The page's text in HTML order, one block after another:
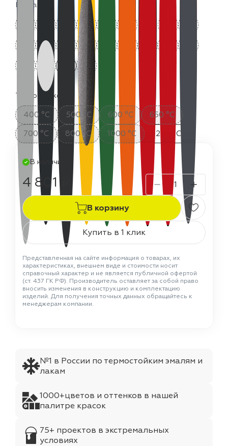
Цвета:
Термостойкость:
400 °C 500 °C 600 °C
650 °C
700 °C
800 °C 1000 °C 1200 °C
В наличии
4 801 ₽
В корзину
Купить в 1 клик
Представленная на сайте информация о товарах, их
характеристиках, внешнем виде и стоимости носит
справочный характер и не является публичной офертой
(ст. 437 ГК РФ). Производитель оставляет за собой право
вносить изменения в конструкцию и комплектацию
изделий. Для получения точных данных обращайтесь к
менеджерам компании.
№1 в России по термостойким эмалям и
лакам
1000+цветов и оттенков в нашей
палитре красок
75+ проектов в экстремальных
условиях